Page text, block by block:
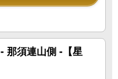
那須連山側 -【星